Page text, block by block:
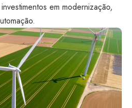
em modernização,